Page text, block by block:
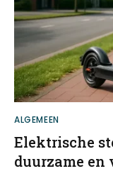
ALGEMEEN
Elektrische
duurzame